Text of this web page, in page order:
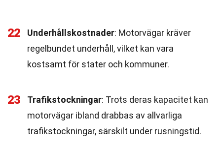
22 Underhållskostnader: Motorvägar kräver
regelbundet underhåll, vilket kan vara
kostsamt för stater och kommuner.
23 Trafikstockningar: Trots deras kapacitet kan
motorvägar ibland drabbas av allvarliga
trafikstockningar, särskilt under rusningstid.